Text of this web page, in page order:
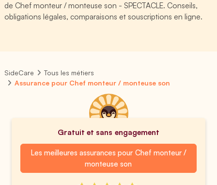
de Chef monteur / monteuse son - SPECTACLE. Conseils,
obligations légales, comparaisons et souscriptions en ligne.
SideCare
Tous les métiers
Assurance pour Chef monteur / monteuse son
Gratuit et sans engagement
Les meilleures assurances pour Chef monteur /
monteuse son